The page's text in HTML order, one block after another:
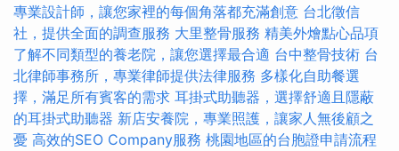
專業設計師，讓您家裡的每個角落都充滿創意 台北徵信
社，提供全面的調查服務 大里整骨服務 精美外燴點心品項
了解不同類型的養老院，讓您選擇最合適 台中整骨技術 台
北律師事務所，專業律師提供法律服務 多樣化自助餐選
擇，滿足所有賓客的需求 耳掛式助聽器，選擇舒適且隱蔽
的耳掛式助聽器 新店安養院，專業照護，讓家人無後顧之
憂 高效的SEO Company服務 桃園地區的台胞證申請流程